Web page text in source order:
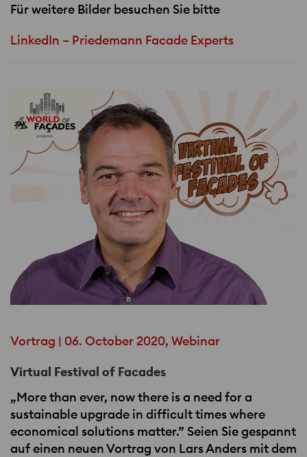
Für weitere Bilder besuchen Sie bitte
LinkedIn – Priedemann Facade Experts
Vortrag | 06. October 2020, Webinar
Virtual Festival of Facades
„More than ever, now there is a need for a
sustainable upgrade in difficult times where
economical solutions matter.” Seien Sie gespannt
auf einen neuen Vortrag von Lars Anders mit dem